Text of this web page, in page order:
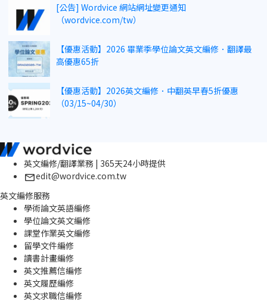
[公告] Wordvice 網站網址變更通知
（wordvice.com/tw）
【優惠活動】2026 畢業季學位論文英文編修．翻譯最
高優惠65折
【優惠活動】2026英文編修．中翻英早春5折優惠
（03/15~04/30）
英文編修/翻譯業務 | 365天24小時提供
edit@wordvice.com.tw
英文編修服務
學術論文英語編修
學位論文英文編修
課堂作業英文編修
留學文件編修
讀書計畫編修
英文推薦信編修
英文履歷編修
英文求職信編修